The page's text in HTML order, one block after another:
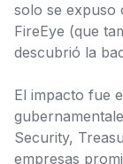
solo se expuso
FireEye (que
descubrió la
El impacto fue
Security,
empresas